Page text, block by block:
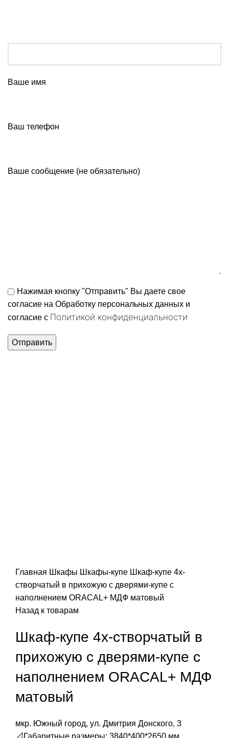
Ваше имя
Ваш телефон
Ваше сообщение (не обязательно)
Нажимая кнопку "Отправить" Вы даете свое
согласие на Обработку персональных данных и
согласие c Политикой конфиденциальности
Главная Шкафы Шкафы-купе Шкаф-купе 4х-
створчатый в прихожую с дверями-купе с
наполнением ORACAL+ МДФ матовый
Назад к товарам
Шкаф-купе 4х-створчатый в
прихожую с дверями-купе с
наполнением ORACAL+ МДФ
матовый
мкр. Южный город, ул. Дмитрия Донского, 3